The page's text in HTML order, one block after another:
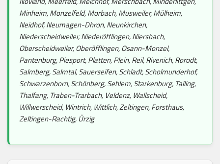
Minheim, Monzelfeld, Morbach, Musweiler, Mülheim,
Neidhof, Neumagen-Dhron, Neunkirchen,
Niederscheidweiler, Niederöfflingen, Niersbach,
Oberscheidweiler, Oberöfflingen, Osann-Monzel,
Pantenburg, Piesport, Platten, Plein, Reil, Rivenich, Rorodt,
Salmberg, Salmtal, Sauerseifen, Schladt, Scholmunderhof,
Schwarzenborn, Schönberg, Sehlem, Starkenburg, Talling,
Thalfang, Traben-Trarbach, Veldenz, Wallscheid,
Willwerscheid, Wintrich, Wittlich, Zeltingen, Forsthaus,
Zeltingen-Rachtig, Ürzig